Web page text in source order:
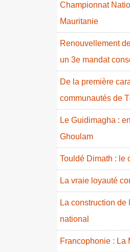
Championnat
Mauritanie
Renouvellement
un 3e mandat
De la première
communautés de
Le Guidimagha :
Ghoulam
Touldé Dimath : le
La vraie loyauté
La construction
national
Francophonie : La